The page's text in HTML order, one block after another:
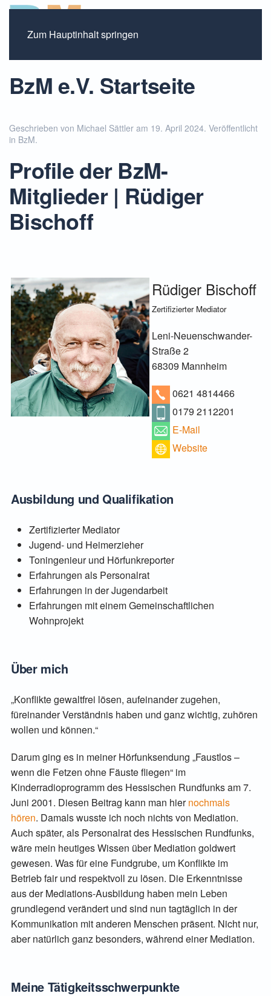
Zum Hauptinhalt springen
BzM e.V. Startseite
Geschrieben von Michael Sättler am 19. April 2024. Veröffentlicht
in BzM.
Profile der BzM-
Mitglieder | Rüdiger
Bischoff
Rüdiger Bischoff
Zertifizierter Mediator
Leni-Neuenschwander-
Straße 2
68309 Mannheim
0621 4814466
0179 2112201
E-Mail
Website
Ausbildung und Qualifikation
Zertifizierter Mediator
Jugend- und Heimerzieher
Toningenieur und Hörfunkreporter
Erfahrungen als Personalrat
Erfahrungen in der Jugendarbeit
Erfahrungen mit einem Gemeinschaftlichen
Wohnprojekt
Über mich
„Konflikte gewaltfrei lösen, aufeinander zugehen,
füreinander Verständnis haben und ganz wichtig, zuhören
wollen und können.“
Darum ging es in meiner Hörfunksendung „Faustlos –
wenn die Fetzen ohne Fäuste fliegen“ im
Kinderradioprogramm des Hessischen Rundfunks am 7.
Juni 2001. Diesen Beitrag kann man hiernochmals
hören. Damals wusste ich noch nichts von Mediation.
Auch später, als Personalrat des Hessischen Rundfunks,
wäre mein heutiges Wissen über Mediation goldwert
gewesen. Was für eine Fundgrube, um Konflikte im
Betrieb fair und respektvoll zu lösen. Die Erkenntnisse
aus der Mediations-Ausbildung haben mein Leben
grundlegend verändert und sind nun tagtäglich in der
Kommunikation mit anderen Menschen präsent. Nicht nur,
aber natürlich ganz besonders, während einer Mediation.
Meine Tätigkeitsschwerpunkte